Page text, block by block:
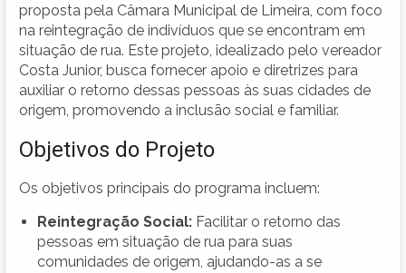
proposta pela Câmara Municipal de Limeira, com foco
na reintegração de indivíduos que se encontram em
situação de rua. Este projeto, idealizado pelo vereador
Costa Junior, busca fornecer apoio e diretrizes para
auxiliar o retorno dessas pessoas às suas cidades de
origem, promovendo a inclusão social e familiar.
Objetivos do Projeto
Os objetivos principais do programa incluem:
Reintegração Social: Facilitar o retorno das
pessoas em situação de rua para suas
comunidades de origem, ajudando-as a se